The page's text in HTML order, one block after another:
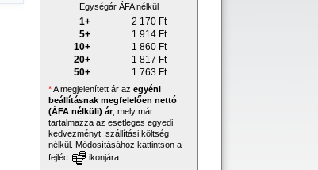
Egységár ÁFA nélkül
1+ 2 170 Ft
5+
1 914 Ft
10+
1 860 Ft
20+
1 817 Ft
50+
1 763 Ft
*A megjelenített ár az egyéni
beállításnak megfelelően nettó
(ÁFA nélküli) ár, mely már
tartalmazza az esetleges egyedi
kedvezményt, szállítási költség
nélkül. Módosításához kattintson a
fejléc
ikonjára.